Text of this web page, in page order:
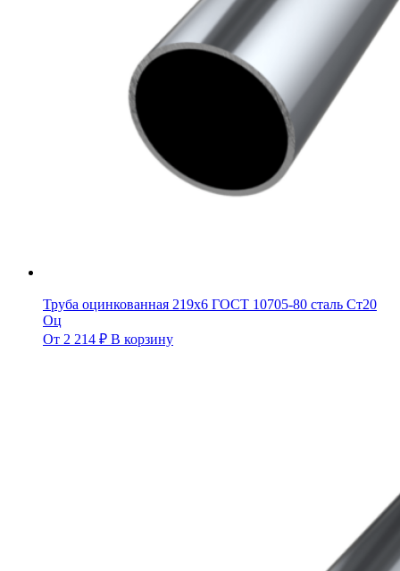
Труба оцинкованная 219х6 ГОСТ 10705-80 сталь Ст20
Оц
От 2 214 ₽ В корзину